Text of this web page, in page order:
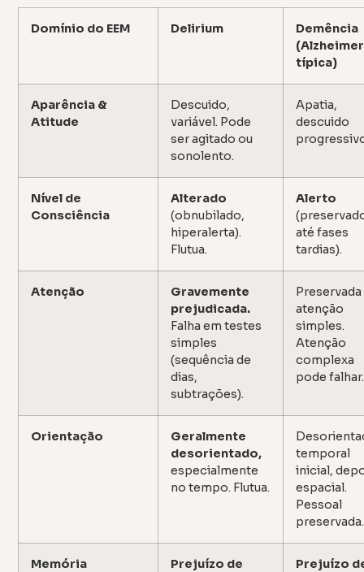
Domínio do EEM Delirium
Demência
(Alzheimer
típica)
Aparência &
Atitude
Descuido,
variável. Pode
ser agitado ou
sonolento.
Apatia,
descuido
Nível de
Consciência
Alterado
(obnubilado,
hiperalerta).
Flutua.
Alerto
até fases
tardias).
Atenção
Gravemente
prejudicada.
Falha em testes
simples
(sequência de
dias,
subtrações).
Preservada
atenção
simples.
Atenção
complexa
pode falhar.
Orientação
Geralmente
desorientado,
especialmente
no tempo. Flutua.
temporal
inicial,
espacial.
Pessoal
preservada.
Memória
Prejuízo de
Prejuízo